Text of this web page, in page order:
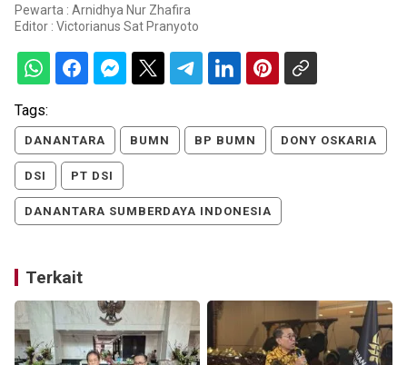
Pewarta : Arnidhya Nur Zhafira
Editor : Victorianus Sat Pranyoto
Tags:
DANANTARA BUMN BP BUMN DONY OSKARIA
DSI PT DSI
DANANTARA SUMBERDAYA INDONESIA
Terkait